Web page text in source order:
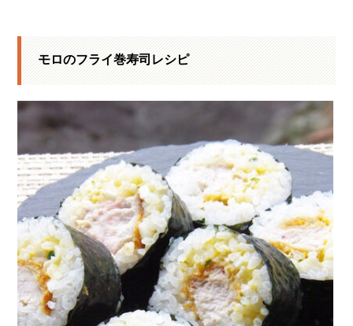
モロのフライ巻寿司レシピ